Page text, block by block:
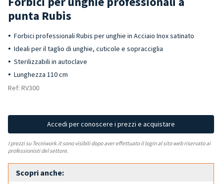
punta Rubis
Forbici professionali Rubis per unghie in Acciaio Inox satinato
Ideali per il taglio di unghie, cuticole e sopracciglia
Sterilizzabili in autoclave
Lunghezza 110 cm
Ref: RV300
Accedi per conoscere i prezzi e acquistare
I prezzi su Tecniwork.it sono visibili dopo aver effettuato il login al sito web riservato ai
professionisti del settore.
Scopri anche: